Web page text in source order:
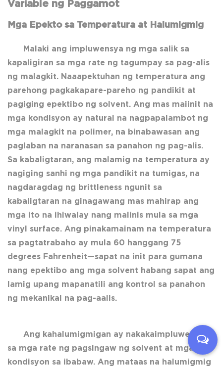
Variable ng Paggamot
Mga Epekto sa Temperatura at Halumigmig
Malaki ang impluwensya ng mga salik sa
kapaligiran sa mga rate ng tagumpay sa pag-alis
ng malagkit. Naaapektuhan ng temperatura ang
parehong pagkakapare-pareho ng pandikit at
pagiging epektibo ng solvent. Ang mas maiinit na
mga kondisyon ay natural na nagpapalambot ng
mga malagkit na polimer, na binabawasan ang
paglaban na naranasan sa panahon ng pag-alis.
Sa kabaligtaran, ang malamig na temperatura ay
nagiging sanhi ng mga pandikit na tumigas, na
nagdaragdag ng brittleness ngunit sa
kabaligtaran na ginagawang mas mahirap ang
mga ito na ihiwalay nang malinis mula sa mga
vinyl surface. Ang pinakamainam na temperatura
sa pagtatrabaho ay mula 60 hanggang 75
degrees Fahrenheit—sapat na init para gumana
nang epektibo ang mga solvent habang sapat ang
lamig upang mapanatili ang kontrol sa panahon
ng mekanikal na pag-aalis.
Ang kahalumigmigan ay nakakaimpluwensya
sa mga rate ng pagsingaw ng solvent at mga
kondisyon sa ibabaw. Ang mataas na halumigmig